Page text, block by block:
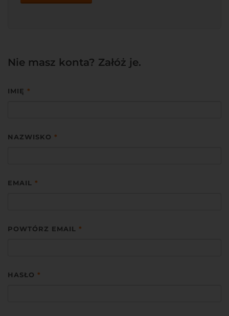
Nie masz konta? Załóż je.
IMIĘ *
NAZWISKO *
EMAIL *
POWTÓRZ EMAIL *
HASŁO *